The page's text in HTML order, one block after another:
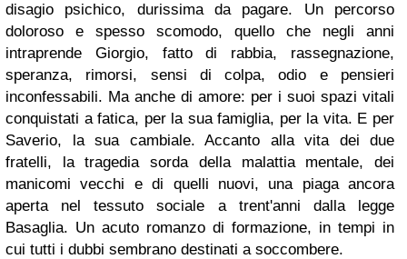
disagio psichico, durissima da pagare. Un percorso
doloroso e spesso scomodo, quello che negli anni
intraprende Giorgio, fatto di rabbia, rassegnazione,
speranza, rimorsi, sensi di colpa, odio e pensieri
inconfessabili. Ma anche di amore: per i suoi spazi vitali
conquistati a fatica, per la sua famiglia, per la vita. E per
Saverio, la sua cambiale. Accanto alla vita dei due
fratelli, la tragedia sorda della malattia mentale, dei
manicomi vecchi e di quelli nuovi, una piaga ancora
aperta nel tessuto sociale a trent'anni dalla legge
Basaglia. Un acuto romanzo di formazione, in tempi in
cui tutti i dubbi sembrano destinati a soccombere.